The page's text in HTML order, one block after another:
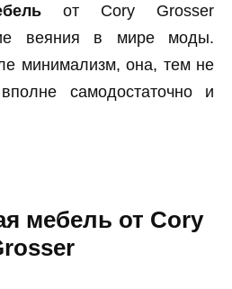
от Cory Grosser
веяния в мире моды.
минимализм, она, тем не
самодостаточно и
мебель от Cory